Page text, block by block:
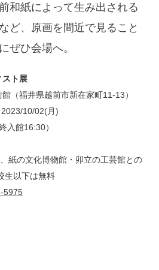
和紙によって生み出される
ど、原画を間近で見ること
ぜひ会場へ。
スト展
（福井県越前市新在家町11-13）
2023/10/02(月)
入館16:30）
紙の文化博物館・卯立の工芸館との
生以下は無料
5975